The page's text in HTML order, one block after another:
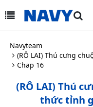
Navyteam
(RÔ LAI) Thú cưng
Chap 16
(RÔ LAI) Thú
thức tỉnh